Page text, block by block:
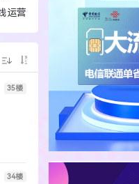
运营
35楼
34楼